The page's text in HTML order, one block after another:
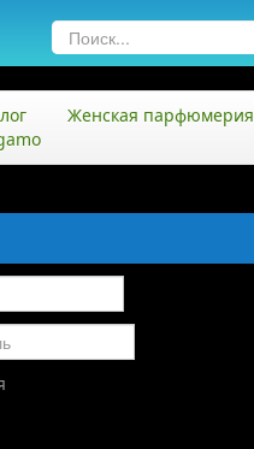
Женская парфюмерия